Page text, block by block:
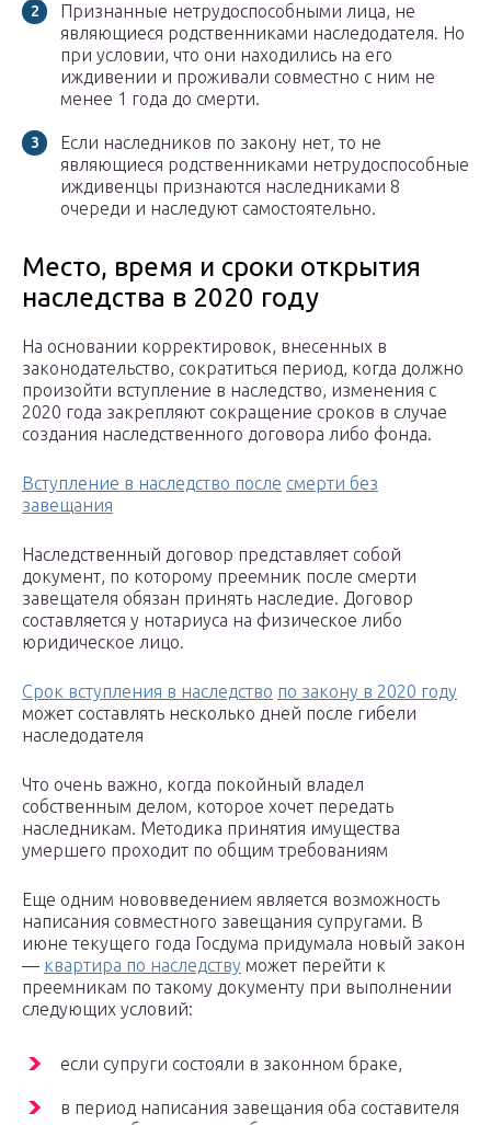
Признанные нетрудоспособными лица, не
являющиеся родственниками наследодателя. Но
при условии, что они находились на его
иждивении и проживали совместно с ним не
менее 1 года до смерти.
Если наследников по закону нет, то не
являющиеся родственниками нетрудоспособные
иждивенцы признаются наследниками 8
очереди и наследуют самостоятельно.
Место, время и сроки открытия
наследства в 2020 году
На основании корректировок, внесенных в
законодательство, сократиться период, когда должно
произойти вступление в наследство, изменения с
2020 года закрепляют сокращение сроков в случае
создания наследственного договора либо фонда.
Вступление в наследство после смерти без
завещания
Наследственный договор представляет собой
документ, по которому преемник после смерти
завещателя обязан принять наследие. Договор
составляется у нотариуса на физическое либо
юридическое лицо.
Срок вступления в наследство по закону в 2020 году
может составлять несколько дней после гибели
наследодателя
Что очень важно, когда покойный владел
собственным делом, которое хочет передать
наследникам. Методика принятия имущества
умершего проходит по общим требованиям
Еще одним нововведением является возможность
написания совместного завещания супругами. В
июне текущего года Госдума придумала новый закон
— квартира по наследству может перейти к
преемникам по такому документу при выполнении
следующих условий:
если супруги состояли в законном браке,
в период написания завещания оба составителя